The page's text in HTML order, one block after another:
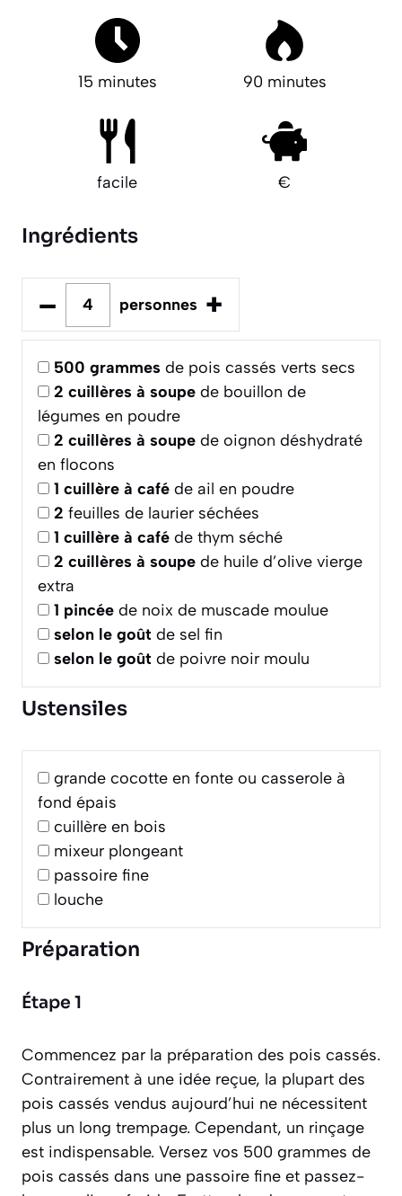
15 minutes 90 minutes
facile €
Ingrédients
– personnes +
500 grammes de pois cassés verts secs
2 cuillères à soupe de bouillon de
légumes en poudre
2 cuillères à soupe de oignon déshydraté
en flocons
1 cuillère à café de ail en poudre
2 feuilles de laurier séchées
1 cuillère à café de thym séché
2 cuillères à soupe de huile d’olive vierge
extra
1 pincée de noix de muscade moulue
selon le goût de sel fin
selon le goût de poivre noir moulu
Ustensiles
grande cocotte en fonte ou casserole à
fond épais
cuillère en bois
mixeur plongeant
passoire fine
louche
Préparation
Étape 1
Commencez par la préparation des pois cassés.
Contrairement à une idée reçue, la plupart des
pois cassés vendus aujourd’hui ne nécessitent
plus un long trempage. Cependant, un rinçage
est indispensable. Versez vos 500 grammes de
pois cassés dans une passoire fine et passez-